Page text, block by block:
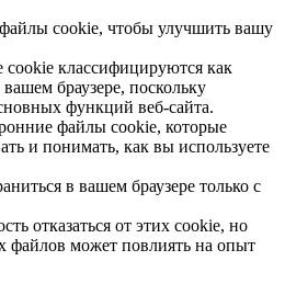
файлы cookie, чтобы улучшить вашу
классифицируются как
браузере, поскольку
функций веб-сайта.
файлы cookie, которые
и понимать, как вы используете
в вашем браузере только с
отказаться от этих cookie, но
файлов может повлиять на опыт